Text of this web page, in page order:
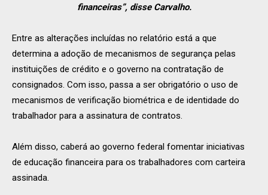
financeiras”, disse Carvalho.
Entre as alterações incluídas no relatório está a que
determina a adoção de mecanismos de segurança pelas
instituições de crédito e o governo na contratação de
consignados. Com isso, passa a ser obrigatório o uso de
mecanismos de verificação biométrica e de identidade do
trabalhador para a assinatura de contratos.
Além disso, caberá ao governo federal fomentar iniciativas
de educação financeira para os trabalhadores com carteira
assinada.